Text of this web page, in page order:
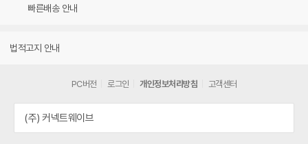
빠른배송 안내
법적고지 안내
PC버전 로그인 개인정보처리방침 고객센터
(주) 커넥트웨이브